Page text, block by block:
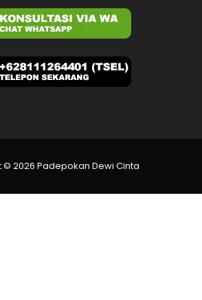
© 2026 Padepokan Dewi Cinta